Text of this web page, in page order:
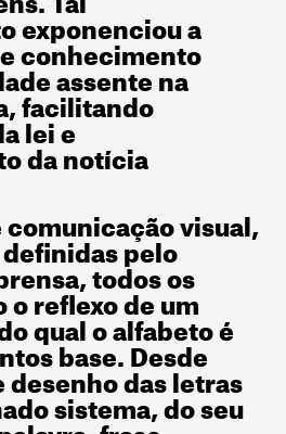
exponenciou a
conhecimento
assente na
facilitando
lei e
da notícia
comunicação visual,
pelo
todos os
o reflexo de um
qual o alfabeto é
base. Desde
desenho das letras
sistema, do seu